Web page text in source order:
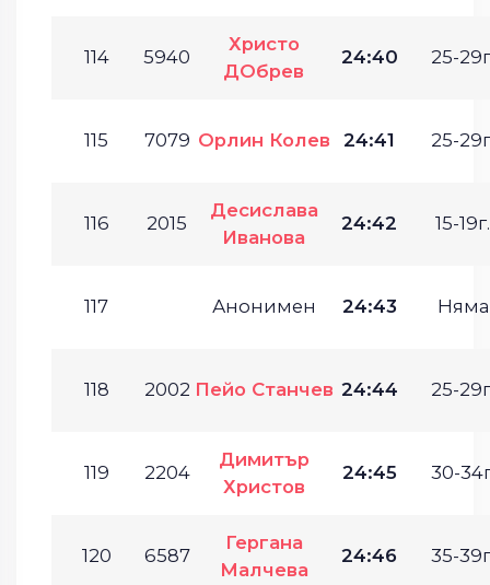
114 5940
Христо
ДОбрев
24:40 25-
115 7079 Орлин Колев 24:41 25-
116 2015
Десислава
Иванова
24:42 15-19г.
117 Анонимен 24:43 Няма
118 2002 Пейо Станчев 24:44 25-
119 2204
Димитър
Христов
24:45 30-
120 6587
Гергана
Малчева
24:46 35-